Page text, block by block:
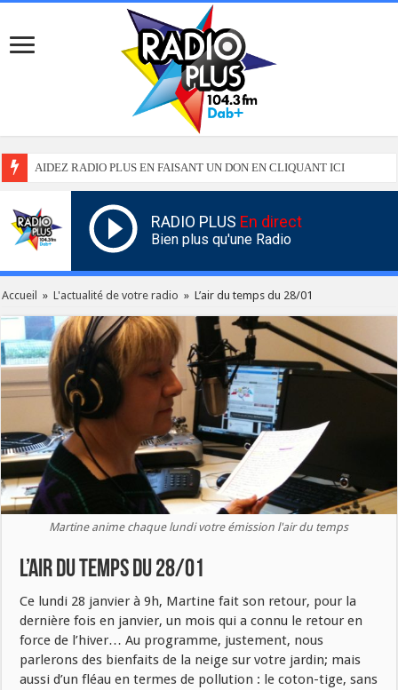
AIDEZ RADIO PLUS EN FAISANT UN DON EN CLIQUANT ICI
RADIO PLUS En direct
Bien plus qu'une Radio
Accueil » L'actualité de votre radio » L’air du temps du 28/01
Martine anime chaque lundi votre émission l'air du temps
L’air du temps du 28/01
Ce lundi 28 janvier à 9h, Martine fait son retour, pour la
dernière fois en janvier, un mois qui a connu le retour en
force de l’hiver… Au programme, justement, nous
parlerons des bienfaits de la neige sur votre jardin; mais
aussi d’un fléau en termes de pollution : le coton-tige, sans